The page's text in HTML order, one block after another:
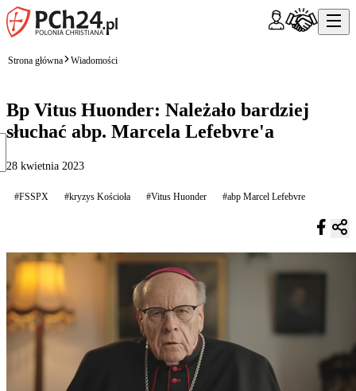
Strona główna Wiadomości
Bp Vitus Huonder: Należało bardziej
słuchać abp. Marcela Lefebvre'a
28 kwietnia 2023
#FSSPX #kryzys Kościoła #Vitus Huonder #abp Marcel Lefebvre